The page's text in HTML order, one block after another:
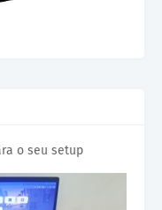
o seu setup